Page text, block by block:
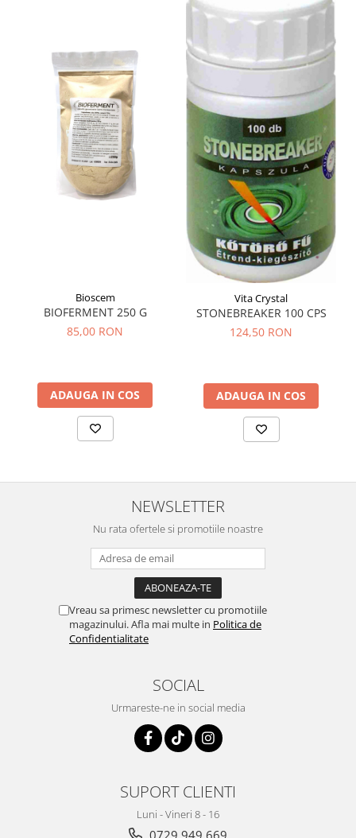
Stres oxidativ
Surmenaj școlar
Tensiunea arteriala
Tuse mixtă
Tuse productivă
Tuse seacă
VItaminizare
Vulvovaginita Candidozica
Întreținere ten
Înțepături de insecte
Bioscem
BIOFERMENT 250 G
85,00 RON
ADAUGA IN COS
Vita Crystal
STONEBREAKER 100 CPS
124,50 RON
ADAUGA IN COS
NEWSLETTER
Nu rata ofertele si promotiile noastre
Vreau sa primesc newsletter cu promotiile
magazinului. Afla mai multe in Politica de
Confidentialitate
SOCIAL
Urmareste-ne in social media
SUPORT CLIENTI
Luni - Vineri 8 - 16
0729 949 669